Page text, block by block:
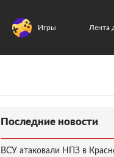
Игры Лента
Последние новости
ВСУ атаковали НПЗ в